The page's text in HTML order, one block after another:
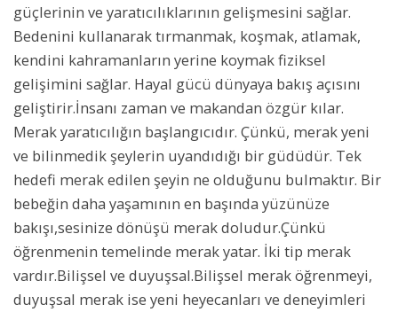
güçlerinin ve yaratıcılıklarının gelişmesini sağlar.
Bedenini kullanarak tırmanmak, koşmak, atlamak,
kendini kahramanların yerine koymak fiziksel
gelişimini sağlar. Hayal gücü dünyaya bakış açısını
geliştirir.İnsanı zaman ve makandan özgür kılar.
Merak yaratıcılığın başlangıcıdır. Çünkü, merak yeni
ve bilinmedik şeylerin uyandıdığı bir güdüdür. Tek
hedefi merak edilen şeyin ne olduğunu bulmaktır. Bir
bebeğin daha yaşamının en başında yüzünüze
bakışı,sesinize dönüşü merak doludur.Çünkü
öğrenmenin temelinde merak yatar. İki tip merak
vardır.Bilişsel ve duyuşsal.Bilişsel merak öğrenmeyi,
duyuşsal merak ise yeni heyecanları ve deneyimleri